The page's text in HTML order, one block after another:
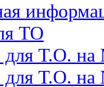
ТО
для Т.О. на
для Т.О. на